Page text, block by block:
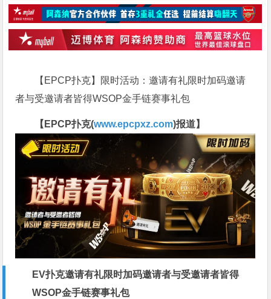
【EPCP扑克】限时活动：邀请有礼限时加码邀请
者与受邀请者皆得WSOP金手链赛事礼包
【EPCP扑克(www.epcpxz.com)报道】
EV扑克邀请有礼限时加码邀请者与受邀请者皆得
WSOP金手链赛事礼包